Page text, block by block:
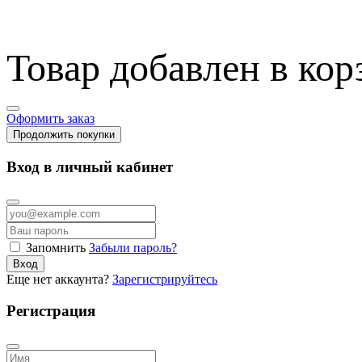
Товар добавлен в
Оформить заказ
Продолжить покупки
Вход в личный кабинет
Запомнить Забыли пароль?
Вход
Еще нет аккаунта? Зарегистрируйтесь
Регистрация